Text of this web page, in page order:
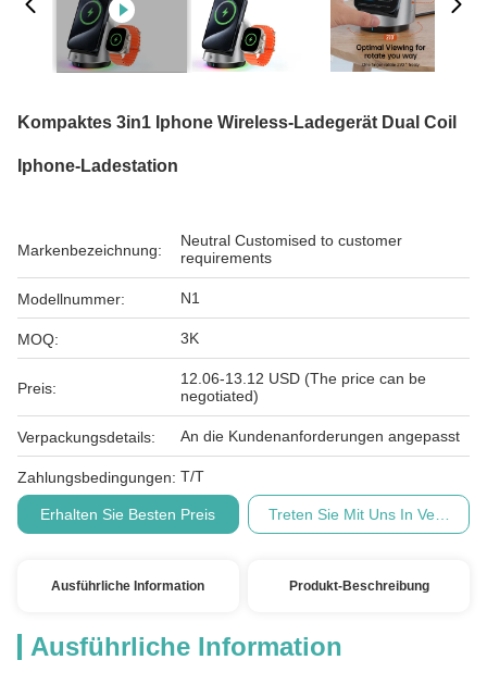
Kompaktes 3in1 Iphone Wireless-Ladegerät Dual Coil
Iphone-Ladestation
Markenbezeichnung:
Neutral Customised to customer
requirements
Modellnummer: N1
MOQ: 3K
Preis:
12.06-13.12 USD (The price can be
negotiated)
Verpackungsdetails: An die Kundenanforderungen angepasst
Zahlungsbedingungen: T/T
Erhalten Sie Besten Preis Treten Sie Mit Uns In
Ausführliche Information Produkt-Beschreibung
Ausführliche Information